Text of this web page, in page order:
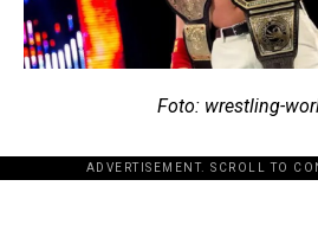
Foto: wrestling-
ADVERTISEMENT. SCROLL TO